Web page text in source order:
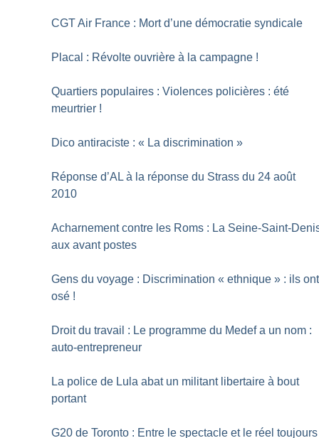
CGT Air France : Mort d’une démocratie syndicale
Placal : Révolte ouvrière à la campagne !
Quartiers populaires : Violences policières : été
meurtrier !
Dico antiraciste : « La discrimination »
Réponse d’AL à la réponse du Strass du 24 août
2010
Acharnement contre les Roms : La Seine-Saint-
aux avant postes
Gens du voyage : Discrimination « ethnique » : ils ont
osé !
Droit du travail : Le programme du Medef a un nom :
auto-entrepreneur
La police de Lula abat un militant libertaire à bout
portant
G20 de Toronto : Entre le spectacle et le réel toujours